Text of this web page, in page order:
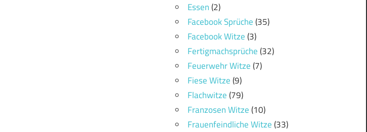
Essen(2)
Facebook Sprüche(35)
Facebook Witze(3)
Fertigmachsprüche(32)
Feuerwehr Witze(7)
Fiese Witze(9)
Flachwitze(79)
Franzosen Witze(10)
Frauenfeindliche Witze(33)